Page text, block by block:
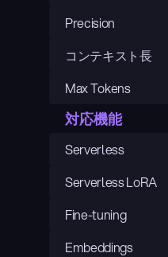
Precision
コンテキスト長
Max Tokens
対応機能
Serverless
Serverless LoRA
Fine-tuning
Embeddings